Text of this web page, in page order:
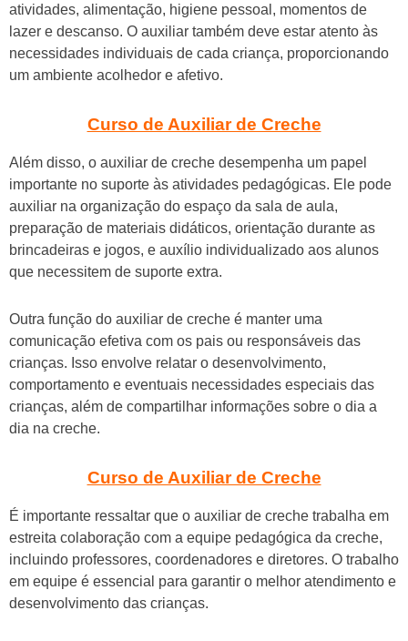
atividades, alimentação, higiene pessoal, momentos de
lazer e descanso. O auxiliar também deve estar atento às
necessidades individuais de cada criança, proporcionando
um ambiente acolhedor e afetivo.
Curso de Auxiliar de Creche
Além disso, o auxiliar de creche desempenha um papel
importante no suporte às atividades pedagógicas. Ele pode
auxiliar na organização do espaço da sala de aula,
preparação de materiais didáticos, orientação durante as
brincadeiras e jogos, e auxílio individualizado aos alunos
que necessitem de suporte extra.
Outra função do auxiliar de creche é manter uma
comunicação efetiva com os pais ou responsáveis das
crianças. Isso envolve relatar o desenvolvimento,
comportamento e eventuais necessidades especiais das
crianças, além de compartilhar informações sobre o dia a
dia na creche.
Curso de Auxiliar de Creche
É importante ressaltar que o auxiliar de creche trabalha em
estreita colaboração com a equipe pedagógica da creche,
incluindo professores, coordenadores e diretores. O trabalho
em equipe é essencial para garantir o melhor atendimento e
desenvolvimento das crianças.